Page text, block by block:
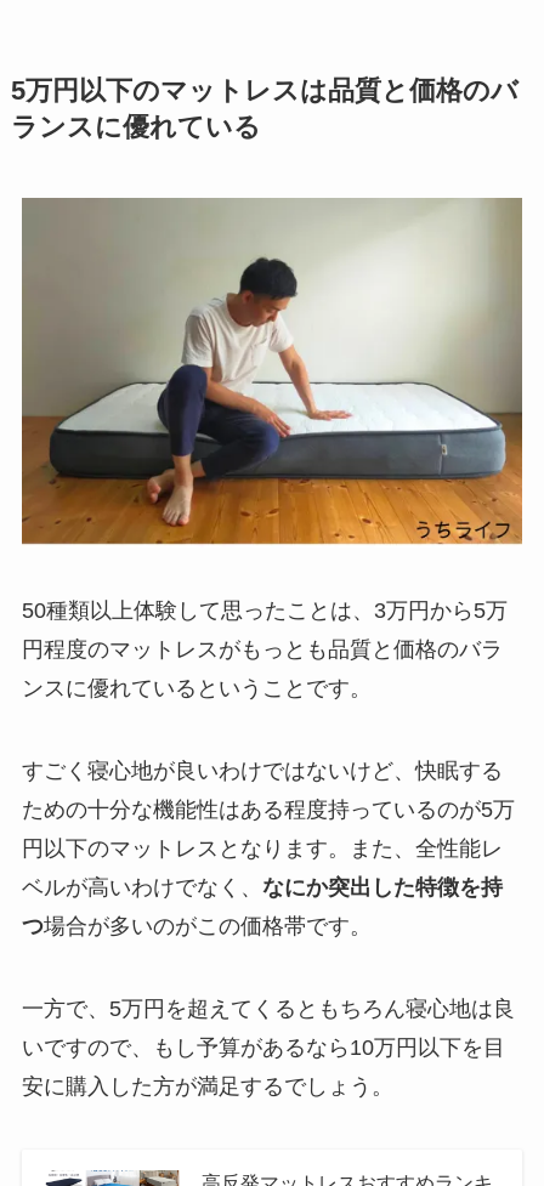
5万円以下のマットレスは品質と価格のバ
ランスに優れている
50種類以上体験して思ったことは、3万円から5万
円程度のマットレスがもっとも品質と価格のバラ
ンスに優れているということです。
すごく寝心地が良いわけではないけど、快眠する
ための十分な機能性はある程度持っているのが5万
円以下のマットレスとなります。また、全性能レ
ベルが高いわけでなく、 なにか突出した特徴を持
つ場合が多いのがこの価格帯です。
一方で、5万円を超えてくるともちろん寝心地は良
いですので、もし予算があるなら10万円以下を目
安に購入した方が満足するでしょう。